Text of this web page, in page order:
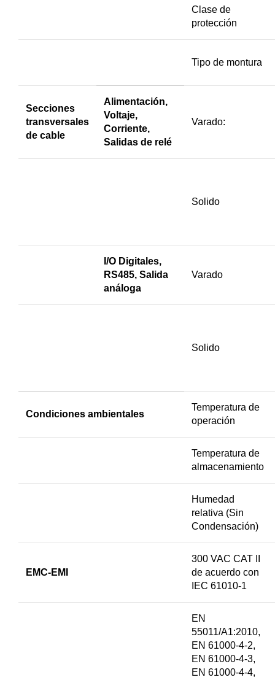
Clase de
protección
Tipo de montura
Secciones
transversales
de cable
Alimentación,
Voltaje,
Corriente,
Salidas de relé
Varado:
Solido
I/O Digitales,
RS485, Salida
análoga
Varado
Solido
Condiciones ambientales
Temperatura de
operación
Temperatura de
almacenamiento
Humedad
relativa (Sin
Condensación)
EMC-EMI
300 VAC CAT II
de acuerdo con
IEC 61010-1
EN
55011/A1:2010,
EN 61000-4-2,
EN 61000-4-3,
EN 61000-4-4,